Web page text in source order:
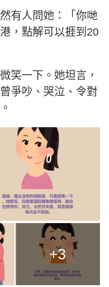
有人問她：「你哋
，點解可以捱到20
笑一下。她坦言，
爭吵、哭泣、令對
+3